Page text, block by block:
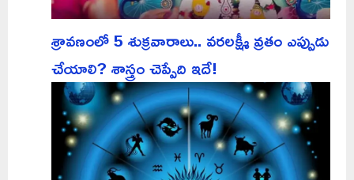
శ్రావణంలో 5 శుక్రవారాలు.. వరలక్ష్మీ వ్రతం ఎప్పుడు
చేయాలి? శాస్త్రం చెప్పేది ఇదే!